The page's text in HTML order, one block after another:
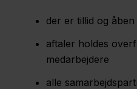
der er tillid og åben
aftaler holdes
medarbejdere
alle